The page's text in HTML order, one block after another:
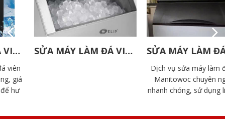
SỬA MÁY LÀM ĐÁ VIÊN ELIP SỬA MÁY LÀM ĐÁ VIÊN MANITOWOC
Dịch vụ sửa máy làm đá viên
Manitowoc chuyên nghiệp,
nhanh chóng, sử dụng linh kiện